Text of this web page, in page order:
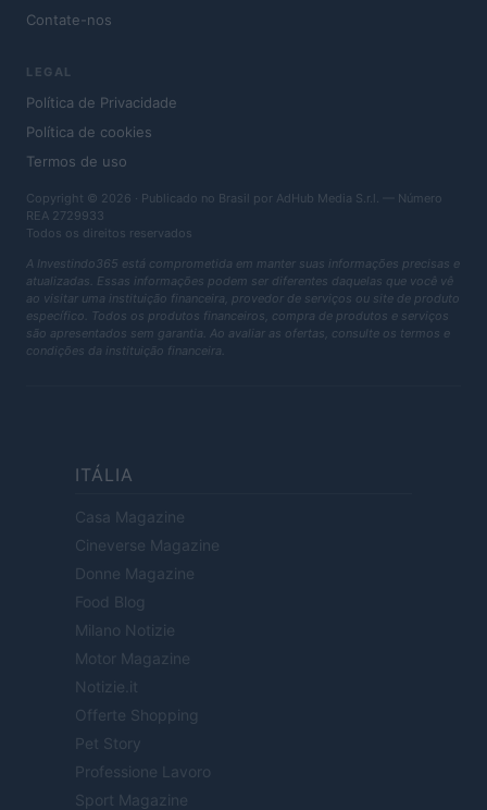
Contate-nos
LEGAL
Política de Privacidade
Política de cookies
Termos de uso
Copyright © 2026 · Publicado no Brasil por AdHub Media S.r.l. — Número
REA 2729933
Todos os direitos reservados
A Investindo365 está comprometida em manter suas informações precisas e
atualizadas. Essas informações podem ser diferentes daquelas que você vê
ao visitar uma instituição financeira, provedor de serviços ou site de produto
específico. Todos os produtos financeiros, compra de produtos e serviços
são apresentados sem garantia. Ao avaliar as ofertas, consulte os termos e
condições da instituição financeira.
ITÁLIA
Casa Magazine
Cineverse Magazine
Donne Magazine
Food Blog
Milano Notizie
Motor Magazine
Notizie.it
Offerte Shopping
Pet Story
Professione Lavoro
Sport Magazine